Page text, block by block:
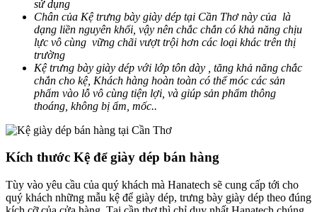
sử dụng
Chân của Kệ trưng bày giày dép tại Cần Thơ này của là
dạng liền nguyên khối, vậy nên chắc chắn có khả năng chịu
lực vô cùng vững chãi vượt trội hơn các loại khác trên thị
trường
Kệ trưng bày giày dép với lớp tôn dày , tăng khả năng chắc
chắn cho kệ, Khách hàng hoàn toàn có thể móc các sản
phẩm vào lỗ vô cùng tiện lợi, và giúp sản phẩm thông
thoáng, không bị ẩm, mốc..
Kích thước Kệ để giày dép bán hàng
Tùy vào yêu cầu của quý khách mà Hanatech sẽ cung cấp tới cho
quý khách những mẫu kệ để giày dép, trưng bày giày dép theo đúng